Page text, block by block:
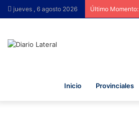
jueves , 6 agosto 2026 Último Momento:
Inicio Provinciales